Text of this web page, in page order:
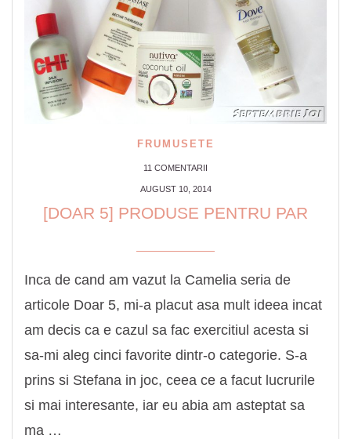
FRUMUSETE
11 COMENTARII
AUGUST 10, 2014
[DOAR 5] PRODUSE PENTRU PAR
Inca de cand am vazut la Camelia seria de
articole Doar 5, mi-a placut asa mult ideea incat
am decis ca e cazul sa fac exercitiul acesta si
sa-mi aleg cinci favorite dintr-o categorie. S-a
prins si Stefana in joc, ceea ce a facut lucrurile
si mai interesante, iar eu abia am asteptat sa
ma …